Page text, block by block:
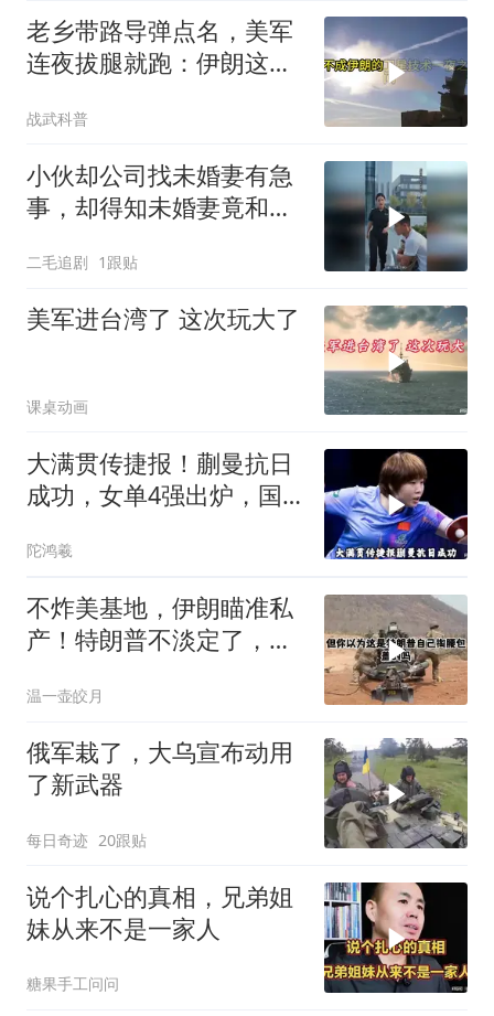
老乡带路导弹点名，美军
连夜拔腿就跑：伊朗这波
光
战武科普
小伙却公司找未婚妻有急
事，却得知未婚妻竟和别
二毛追剧 1跟贴
美军进台湾了 这次玩大了
课桌动画
大满贯传捷报！蒯曼抗日
成功，女单4强出炉，国
陀鸿羲
不炸美基地，伊朗瞄准私
产！特朗普不淡定了，被
温一壶皎月
俄军栽了，大乌宣布动用
了新武器
每日奇迹 20跟贴
说个扎心的真相，兄弟姐
妹从来不是一家人
糖果手工问问